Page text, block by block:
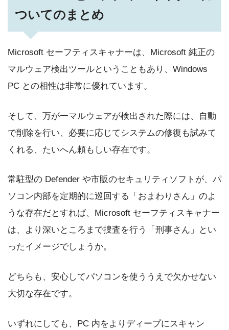
ついてのまとめ
Microsoft セーフティスキャナーは、Microsoft 純正の
マルウェア検出ツールということもあり、Windows
PC との相性は非常に優れています。
そして、万が一マルウェアが検出された際には、自動
で削除を行い、必要に応じてシステムの修復も試みて
くれる、たいへん頼もしい存在です。
常駐型の Defender や市販のセキュリティソフトが、パ
ソコン内部を定期的に巡回する「おまわりさん」のよ
うな存在だとすれば、Microsoft セーフティスキャナー
は、より深いところまで捜査を行う「刑事さん」とい
ったイメージでしょうか。
どちらも、安心してパソコンを使ううえで欠かせない
大切な存在です。
いずれにしても、PC 内をよりディープにスキャン